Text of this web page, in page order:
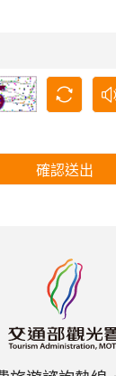
確認送出